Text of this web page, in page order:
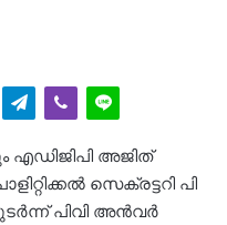
എഡിജിപി അജിത്
സെക്രട്ടറി പി
പിവി അൻവര്‍